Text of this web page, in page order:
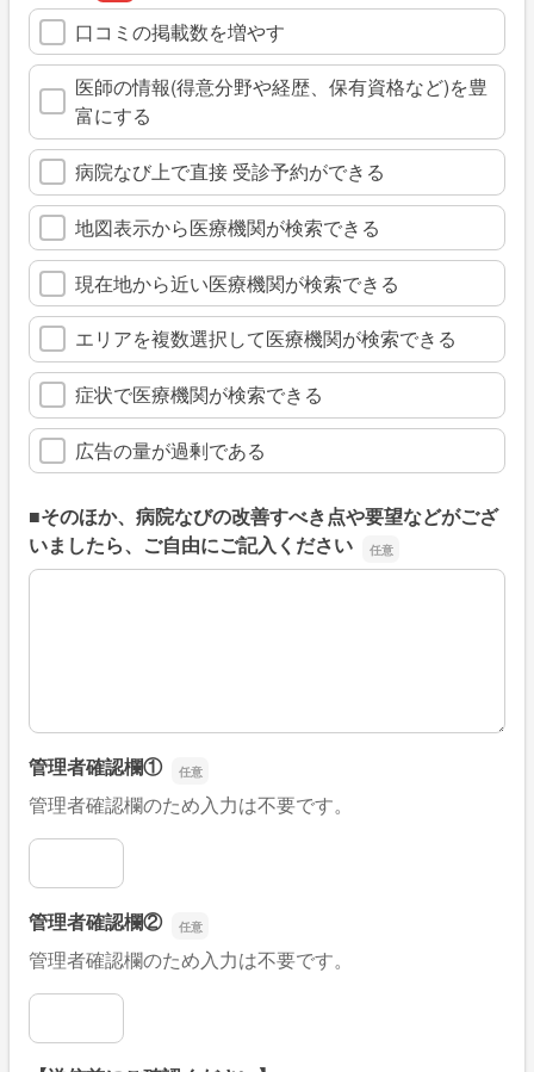
口コミの掲載数を増やす
医師の情報(得意分野や経歴、保有資格など)を豊
富にする
病院なび上で直接 受診予約ができる
地図表示から医療機関が検索できる
現在地から近い医療機関が検索できる
エリアを複数選択して医療機関が検索できる
症状で医療機関が検索できる
広告の量が過剰である
■そのほか、病院なびの改善すべき点や要望などがござ
いましたら、ご自由にご記入ください
■そのほか、病院なびの改善すべき点や要望などがござい
管理者確認欄①
管理者確認欄のため入力は不要です。
管理者確認欄①
管理者確認欄②
管理者確認欄のため入力は不要です。
管理者確認欄②